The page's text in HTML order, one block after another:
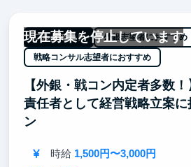
就活では、「実際に手を動かし、
としてアピールでき、他候補者と
適応力や業務理解を深めることで
長にも直結します。
現在募集を停止しています
フルリモート 外銀志望者におすすめ
戦略コンサル志望者におすすめ
【外銀・戦コン内定者多数
責任者として経営戦略立案
ン
時給 1,500円〜3,000円